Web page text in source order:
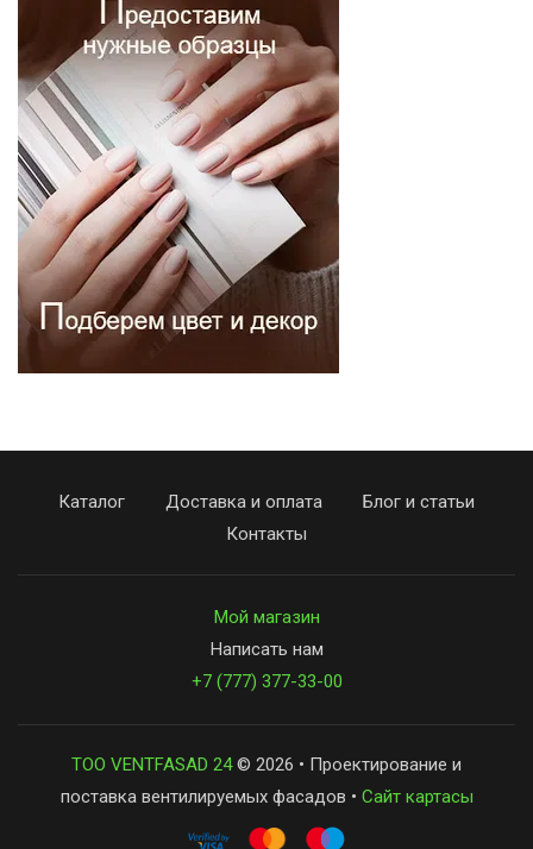
Каталог Доставка и оплата
Блог и статьи
Контакты
Мой магазин
Написать нам
+7 (777) 377-33-00
ТОО VENTFASAD 24© 2026 • Проектирование и
поставка вентилируемых фасадов • Сайт картасы